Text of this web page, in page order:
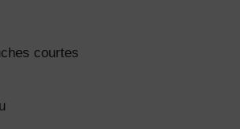
courtes